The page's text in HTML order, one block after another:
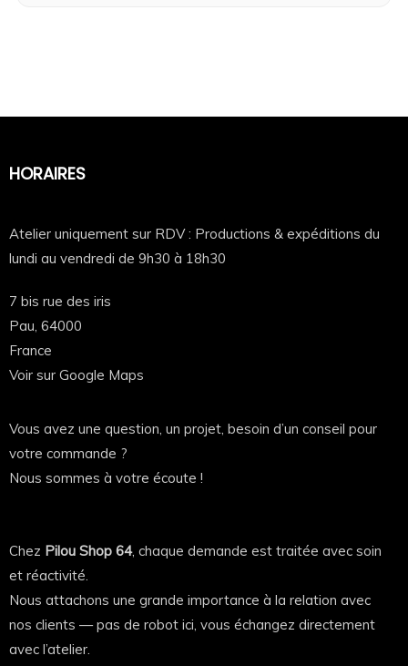
HORAIRES
Atelier uniquement sur RDV : Productions & expéditions du
lundi au vendredi de 9h30 à 18h30
7 bis rue des iris
Pau, 64000
France
Voir sur Google Maps
Vous avez une question, un projet, besoin d’un conseil pour
votre commande ?
Nous sommes à votre écoute !
Chez Pilou Shop 64, chaque demande est traitée avec soin
et réactivité.
Nous attachons une grande importance à la relation avec
nos clients — pas de robot ici, vous échangez directement
avec l’atelier.